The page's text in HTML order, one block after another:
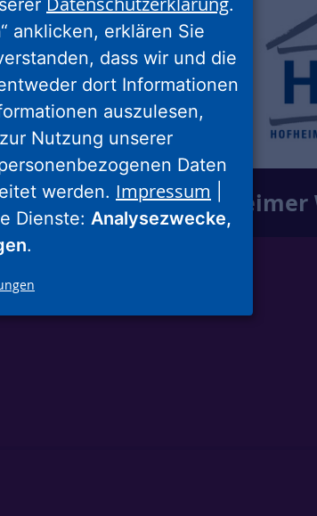
Hofheimer
.
anklicken, erklären Sie
dass wir und die
dort Informationen
auszulesen,
Nutzung unserer
Daten
werden. Impressum
Dienste: Analysezwecke,
.